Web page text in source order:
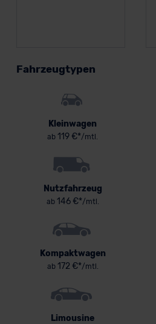
Fahrzeugtypen
Kleinwagen
ab 119 €*/mtl.
Nutzfahrzeug
ab146 €*/mtl.
Kompaktwagen
ab172 €*/mtl.
Limousine